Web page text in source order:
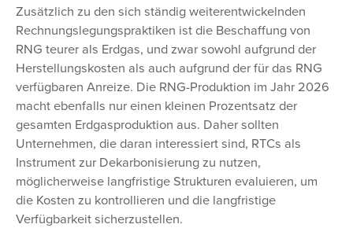
Zusätzlich zu den sich ständig weiterentwickelnden
Rechnungslegungspraktiken ist die Beschaffung von
RNG teurer als Erdgas, und zwar sowohl aufgrund der
Herstellungskosten als auch aufgrund der für das RNG
verfügbaren Anreize. Die RNG-Produktion im Jahr 2026
macht ebenfalls nur einen kleinen Prozentsatz der
gesamten Erdgasproduktion aus. Daher sollten
Unternehmen, die daran interessiert sind, RTCs als
Instrument zur Dekarbonisierung zu nutzen,
möglicherweise langfristige Strukturen evaluieren, um
die Kosten zu kontrollieren und die langfristige
Verfügbarkeit sicherzustellen.